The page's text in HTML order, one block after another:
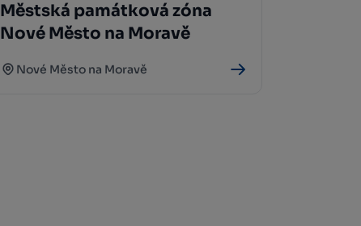
Městská památková zóna
Nové Město na Moravě
Nové Město na Moravě